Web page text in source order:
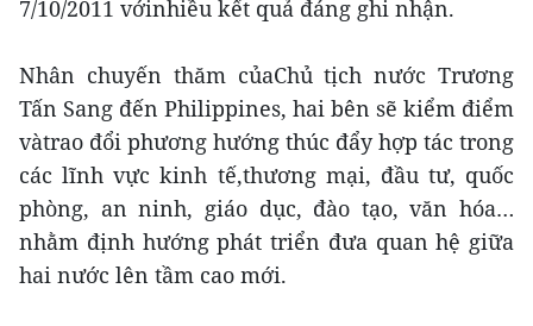
7/10/2011 vớinhiều kết quả đáng ghi nhận.
Nhân chuyến thăm củaChủ tịch nước Trương
Tấn Sang đến Philippines, hai bên sẽ kiểm điểm
vàtrao đổi phương hướng thúc đẩy hợp tác trong
các lĩnh vực kinh tế,thương mại, đầu tư, quốc
phòng, an ninh, giáo dục, đào tạo, văn hóa…
nhằm định hướng phát triển đưa quan hệ giữa
hai nước lên tầm cao mới.